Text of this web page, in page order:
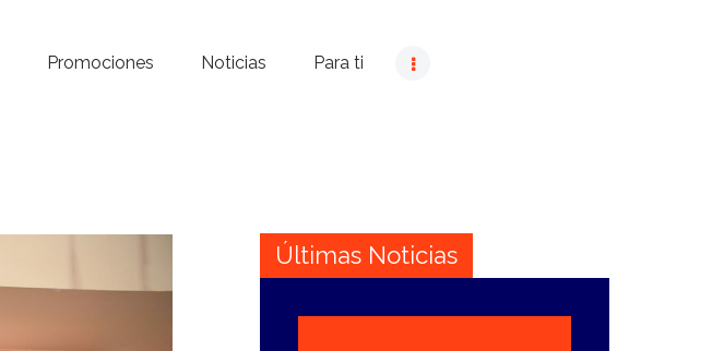
Promociones Noticias Para ti
Últimas Noticias